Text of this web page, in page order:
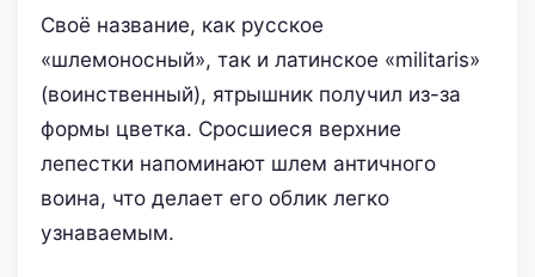
Своё название, как русское
«шлемоносный», так и латинское «militaris»
(воинственный), ятрышник получил из-за
формы цветка. Сросшиеся верхние
лепестки напоминают шлем античного
воина, что делает его облик легко
узнаваемым.